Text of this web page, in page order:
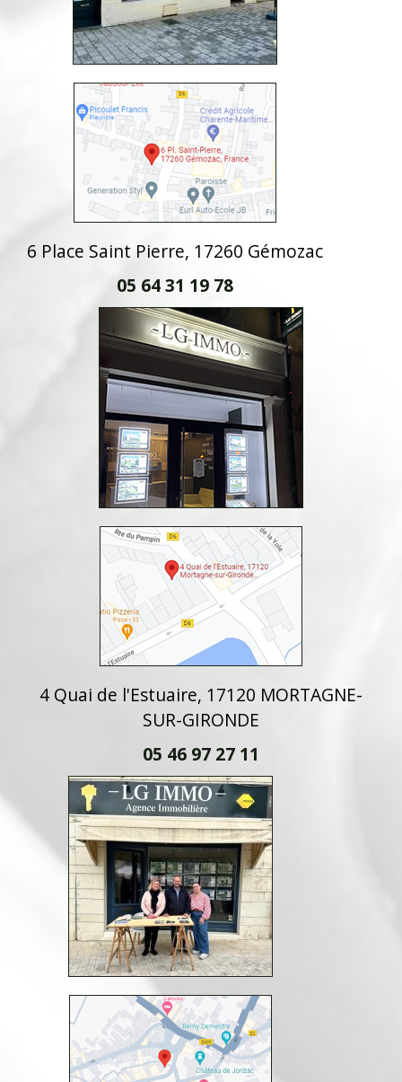
6 Place Saint Pierre, 17260 Gémozac
05 64 31 19 78
4 Quai de l'Estuaire, 17120 MORTAGNE-
SUR-GIRONDE
05 46 97 27 11